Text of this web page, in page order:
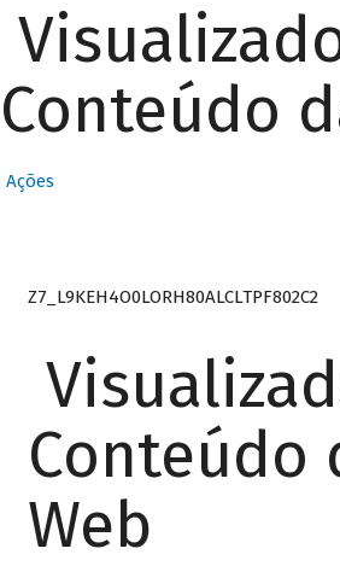
Conteúdo
Ações
Z7_L9KEH4O0LORH80ALCLTPF802C2
Conteúdo
Web